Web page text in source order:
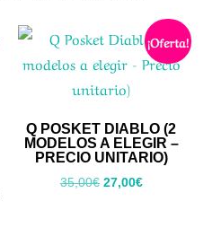
¡Oferta!
Q POSKET DIABLO (2
MODELOS A ELEGIR –
PRECIO UNITARIO)
35,00€ El
27,00€El